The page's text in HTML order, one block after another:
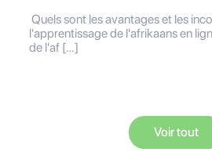
Quels sont les avantages et les
l'apprentissage de l'afrikaans en
de l'af […]
Voir tout